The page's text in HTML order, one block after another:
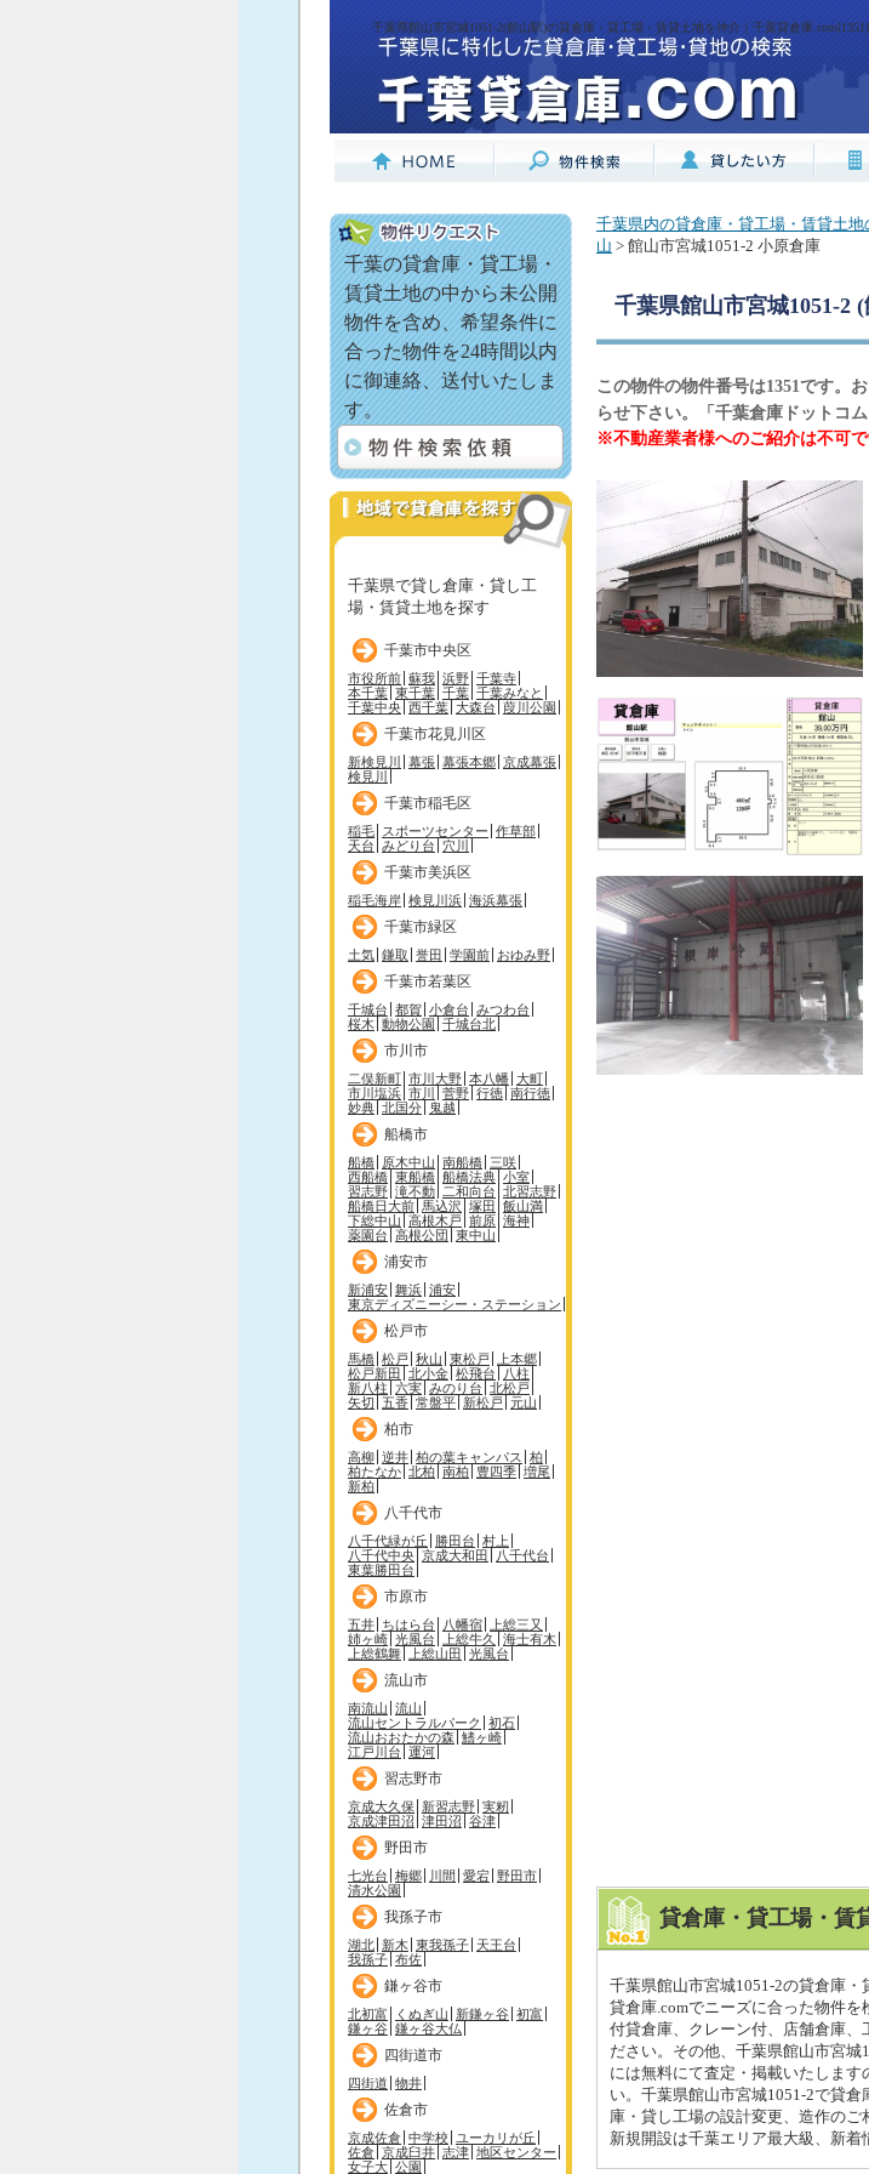
千葉県館山市宮城1051-2(館山駅)の貸倉庫・貸工場・賃貸土地を仲介｜千葉貸倉庫.com[1351]
千葉の貸倉庫・貸工場・
賃貸土地の中から未公開
物件を含め、希望条件に
合った物件を24時間以内
に御連絡、送付いたしま
す。
千葉県で貸し倉庫・貸し工
場・賃貸土地を探す
千葉市中央区
市役所前 蘇我 浜野 千葉寺
本千葉 東千葉 千葉 千葉みなと
千葉中央 西千葉 大森台 葭川公園
千葉市花見川区
新検見川 幕張 幕張本郷 京成幕張
検見川
千葉市稲毛区
稲毛 スポーツセンター 作草部
天台 みどり台 穴川
千葉市美浜区
稲毛海岸 検見川浜 海浜幕張
千葉市緑区
土気 鎌取 誉田 学園前 おゆみ野
千葉市若葉区
千城台 都賀 小倉台 みつわ台
桜木 動物公園 千城台北
市川市
二俣新町 市川大野 本八幡 大町
市川塩浜 市川 菅野 行徳 南行徳
妙典 北国分 鬼越
船橋市
船橋 原木中山 南船橋 三咲
西船橋 東船橋 船橋法典 小室
習志野 滝不動 二和向台 北習志野
船橋日大前 馬込沢 塚田 飯山満
下総中山 高根木戸 前原 海神
薬園台 高根公団 東中山
浦安市
新浦安 舞浜 浦安
東京ディズニーシー・ステーション
松戸市
馬橋 松戸 秋山 東松戸
上本郷
松戸新田 北小金 松飛台
八柱
新八柱 六実 みのり台 北松戸
矢切 五香 常盤平 新松戸 元山
柏市
高柳 逆井 柏の葉キャンパス
柏
柏たなか 北柏 南柏 豊四季 増尾
新柏
八千代市
八千代緑が丘 勝田台 村上
八千代中央 京成大和田
八千代台
東葉勝田台
市原市
五井 ちはら台 八幡宿
上総三又
姉ヶ崎 光風台 上総牛久
海士有木
上総鶴舞
上総山田 光風台
流山市
南流山 流山
流山セントラルパーク
初石
流山おおたかの森 鰭ヶ崎
江戸川台 運河
習志野市
京成大久保 新習志野 実籾
京成津田沼 津田沼 谷津
野田市
七光台 梅郷 川間 愛宕 野田市
清水公園
我孫子市
湖北 新木 東我孫子 天王台
我孫子 布佐
鎌ヶ谷市
北初富 くぬぎ山 新鎌ヶ谷 初富
鎌ヶ谷 鎌ヶ谷大仏
四街道市
四街道 物井
佐倉市
京成佐倉 中学校
ユーカリが丘
佐倉 京成臼井 志津 地区センター
女子大 公園
千葉県内の貸倉庫・貸工場・賃貸土
山 > 館山市宮城1051-2 小原倉庫
千葉県館山市宮城1051-2
この物件の物件番号は1351です。
らせ下さい。「千葉倉庫ドットコ
※不動産業者様へのご紹介は不可で
貸倉庫・貸工場・賃
千葉県館山市宮城1051-2の貸倉庫
貸倉庫.comでニーズに合った物件
付貸倉庫、クレーン付、店舗倉庫、
ださい。その他、千葉県館山市宮
には無料にて査定・掲載いたしま
い。千葉県館山市宮城1051-2で貸
庫・貸し工場の設計変更、造作のご
新規開設は千葉エリア最大級、新着